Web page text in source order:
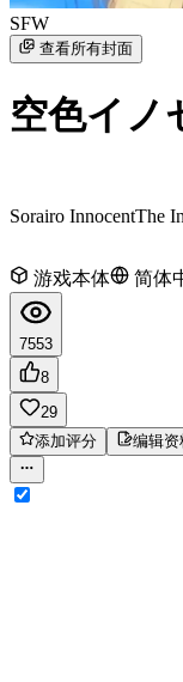
SFW
查看所有封面
空色イノ
Sorairo InnocentThe
游戏本体 简体
7553
8
29
添加评分
编辑资